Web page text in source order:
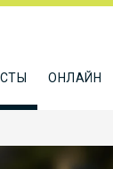
ОНЛАЙН